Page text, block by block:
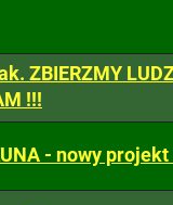
ZBIERZMY
!!!
- nowy